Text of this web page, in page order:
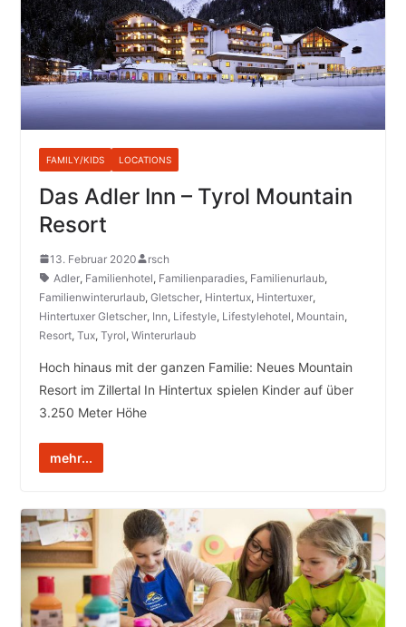
FAMILY/KIDS LOCATIONS
Das Adler Inn – Tyrol Mountain
Resort
13. Februar 2020
rsch
Adler, Familienhotel, Familienparadies, Familienurlaub,
Familienwinterurlaub, Gletscher, Hintertux, Hintertuxer,
Hintertuxer Gletscher, Inn, Lifestyle, Lifestylehotel, Mountain,
Resort, Tux, Tyrol, Winterurlaub
Hoch hinaus mit der ganzen Familie: Neues Mountain
Resort im Zillertal In Hintertux spielen Kinder auf über
3.250 Meter Höhe
mehr...